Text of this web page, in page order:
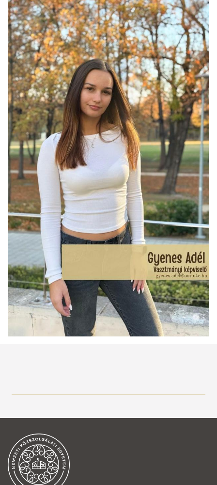
ÁNTK Kari Részönkormányzat
Elérhetőség
ÁNTK Kari Részönkormányzat
Bizottságok
Hirdetmények
HHK Kari Részönkormányzat
HHK Kari Részönkormányzat Bemutatkozás
Elérhetőség
Bizottságok